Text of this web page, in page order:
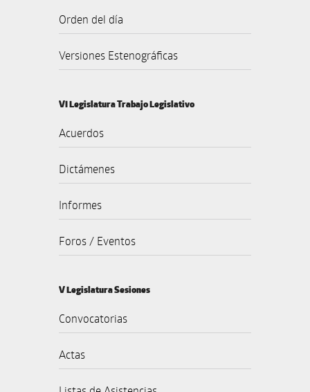
Orden del día
Versiones Estenográficas
VI Legislatura Trabajo Legislativo
Acuerdos
Dictámenes
Informes
Foros / Eventos
V Legislatura Sesiones
Convocatorias
Actas